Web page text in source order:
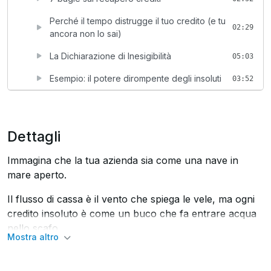
Perché il tempo distrugge il tuo credito (e tu
ancora non lo sai)
02:29
La Dichiarazione di Inesigibilità 05:03
Esempio: il potere dirompente degli insoluti 03:52
Dettagli
Immagina che la tua azienda sia come una nave in
mare aperto.
Il flusso di cassa è il vento che spiega le vele, ma ogni
credito insoluto è come un buco che fa entrare acqua
nello scafo.
Mostra altro